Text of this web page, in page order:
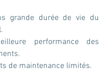
grande durée de vie du
performance des
de maintenance limités.